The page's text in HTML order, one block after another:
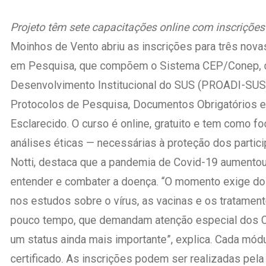
Estrutura de Gestão
Exames - Portal Médico
Farmácia
Fisioterapia
Projeto têm sete capacitações online com
Moinhos de Vento abriu as inscrições para três
em Pesquisa, que compõem o Sistema CEP/
Desenvolvimento Institucional do SUS (PROADI-
Protocolos de Pesquisa, Documentos Obrigatórios
Esclarecido. O curso é online, gratuito e tem como
análises éticas — necessárias à proteção dos
Notti, destaca que a pandemia de Covid-19
entender e combater a doença. “O momento exige
nos estudos sobre o vírus, as vacinas e os
pouco tempo, que demandam atenção especial dos
um status ainda mais importante”, explica. Cada
certificado. As inscrições podem ser realizadas pela